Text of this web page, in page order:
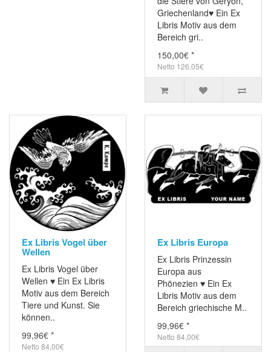
Griechenland♥ Ein Ex
Libris Motiv aus dem
Bereich gri..
150,00€ *
Netto 126,05€
Ex Libris Vogel über
Wellen
Ex Libris Vogel über
Wellen ♥ Ein Ex Libris
Motiv aus dem Bereich
Tiere und Kunst. Sie
können..
99,96€ *
Netto 84,00€
Ex Libris Europa
Ex Libris Prinzessin
Europa aus
Phönezien ♥ Ein Ex
Libris Motiv aus dem
Bereich griechische M..
99,96€ *
Netto 84,00€